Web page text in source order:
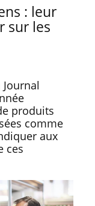
: leur
sur les
produits
comme
aux
ces